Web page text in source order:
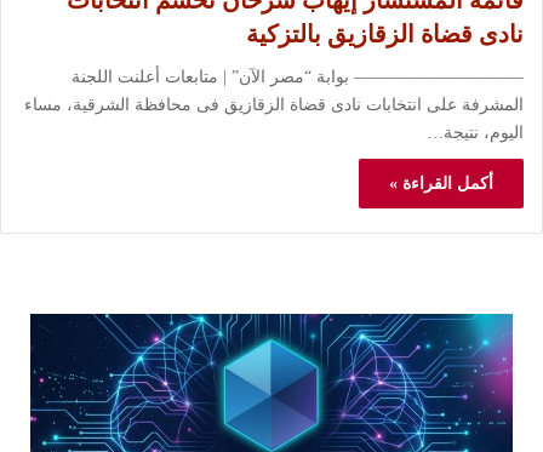
نادى قضاة الزقازيق بالتزكية
—————————— بوابة “مصر الآن” | متابعات أعلنت اللجنة
المشرفة على انتخابات نادى قضاة الزقازيق فى محافظة الشرقية، مساء
اليوم، نتيجة…
أكمل القراءة »